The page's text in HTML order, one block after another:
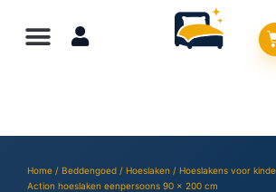
Home / Beddengoed / Hoeslaken / Hoeslakens voor
Action hoeslaken eenpersoons 90 x 200 cm